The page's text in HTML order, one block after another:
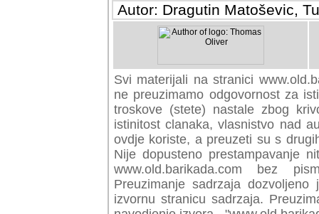
Autor: Dragutin Matoševic,
Svi materijali na stranici
preuzimamo odgovornost za
troskove (stete) nastale zbog
istinitost clanaka, vlasnistvo nad
ovdje koriste, a preuzeti su s
Nije dopusteno prestampavanje
www.old.barikada.com bez
Preuzimanje sadrzaja
izvornu stranicu sadrzaja.